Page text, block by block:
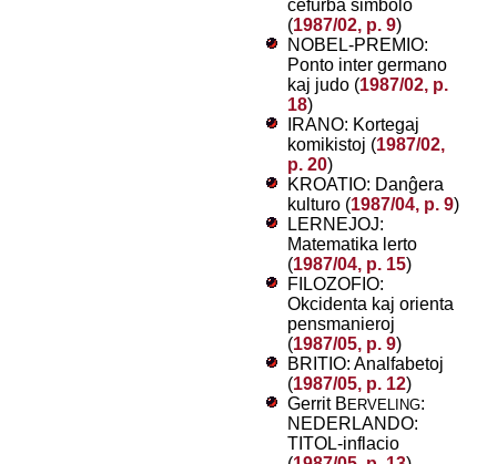
ĉefurba simbolo
(1987/02, p. 9)
NOBEL-PREMIO:
Ponto inter germano
kaj judo (1987/02, p.
18)
IRANO: Kortegaj
komikistoj (1987/02,
p. 20)
KROATIO: Danĝera
kulturo (1987/04, p. 9)
LERNEJOJ:
Matematika lerto
(1987/04, p. 15)
FILOZOFIO:
Okcidenta kaj orienta
pensmanieroj
(1987/05, p. 9)
BRITIO: Analfabetoj
(1987/05, p. 12)
Gerrit B ERVELING:
NEDERLANDO:
TITOL-inflacio